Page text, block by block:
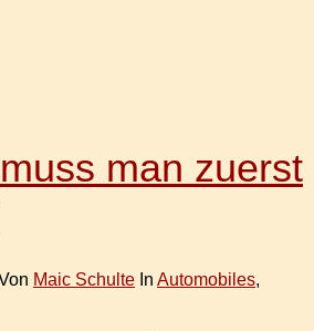
man zuerst
Maic Schulte In Automobiles,